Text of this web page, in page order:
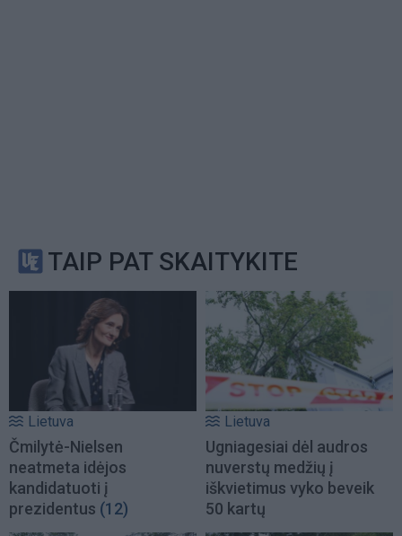
TAIP PAT SKAITYKITE
Lietuva
Čmilytė-Nielsen
neatmeta idėjos
kandidatuoti į
prezidentus (12)
Lietuva
Ugniagesiai dėl audros
nuverstų medžių į
iškvietimus vyko beveik
50 kartų